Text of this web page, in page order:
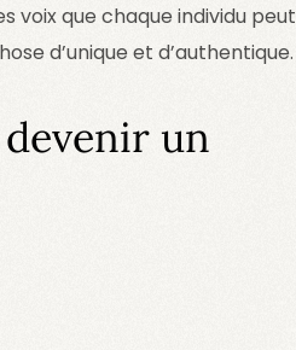
voix que chaque individu peut
d’unique et d’authentique.
un